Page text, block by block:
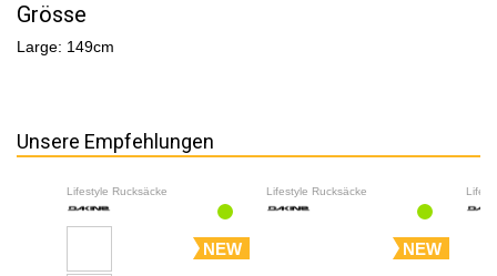
Grösse
Large: 149cm
Unsere Empfehlungen
Lifestyle Rucksäcke
NEW
Lifestyle Rucksäcke
NEW